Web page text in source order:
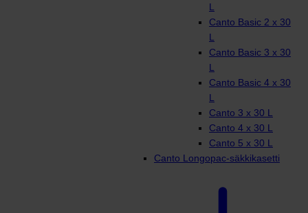
L
Canto Basic 2 x 30
L
Canto Basic 3 x 30
L
Canto Basic 4 x 30
L
Canto 3 x 30 L
Canto 4 x 30 L
Canto 5 x 30 L
Canto Longopac-säkkikasetti